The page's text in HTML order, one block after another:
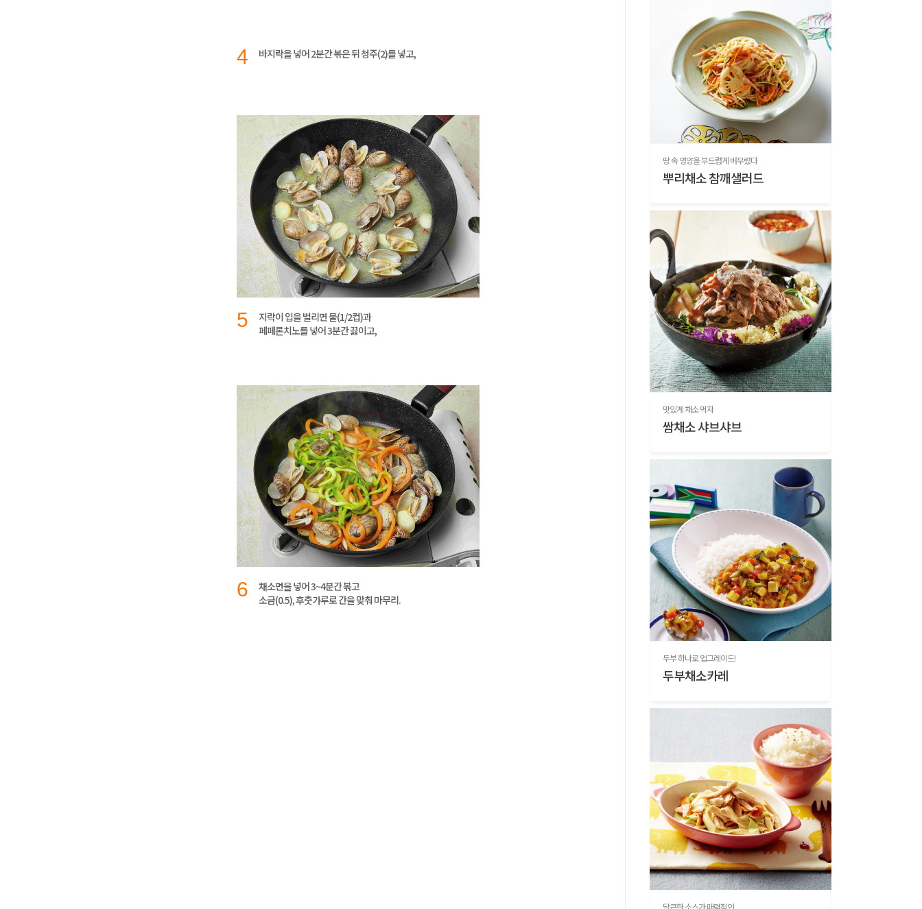
4 바지락을 넣어 2분간 볶은 뒤 청주(2)를 넣고,
5
지락이 입을 벌리면 물(1/2컵)과
페페론치노를 넣어 3분간 끓이고,
6
채소면을 넣어 3~4분간 볶고
소금(0.5), 후춧가루로 간을 맞춰 마무리.
땅 속 영양을 부드럽게 버무렸다
뿌리채소 참깨샐러드
맛있게 채소 먹자
쌈채소 샤브샤브
두부 하나로 업그레이드!
두부채소카레
달큰한 소스가 매력적인